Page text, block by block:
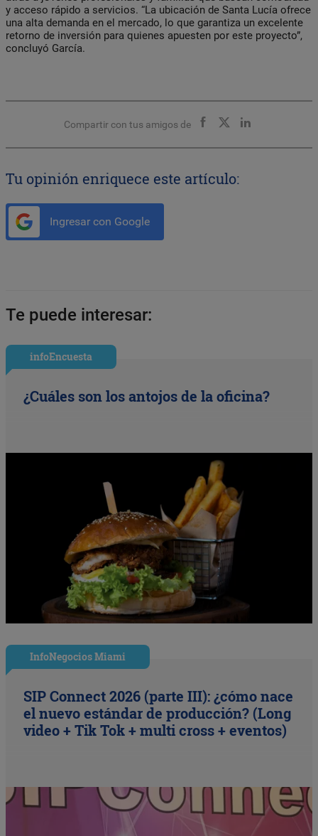
y acceso rápido a servicios. “La ubicación de Santa Lucía ofrece
una alta demanda en el mercado, lo que garantiza un excelente
retorno de inversión para quienes apuesten por este proyecto”,
concluyó García.
Compartir con tus amigos de
Tu opinión enriquece este artículo:
Ingresar con Google
Te puede interesar:
infoEncuesta
¿Cuáles son los antojos de la oficina?
InfoNegocios Miami
SIP Connect 2026 (parte III): ¿cómo nace
el nuevo estándar de producción? (Long
video + Tik Tok + multi cross + eventos)